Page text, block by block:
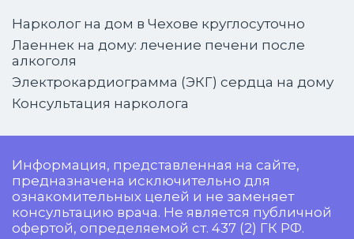
Нарколог на дом в Чехове круглосуточно
Лаеннек на дому: лечение печени после
алкоголя
Электрокардиограмма (ЭКГ) сердца на дому
Консультация нарколога
Информация, представленная на сайте,
предназначена исключительно для
ознакомительных целей и не заменяет
консультацию врача. Не является публичной
офертой, определяемой ст. 437 (2) ГК РФ.